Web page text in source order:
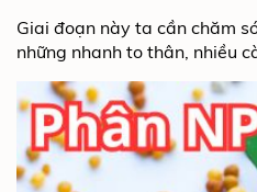
Giai đoạn này ta cần chăm
những nhanh to thân, nhiều